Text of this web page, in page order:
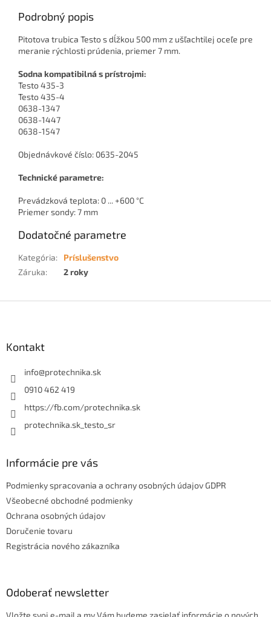
Podrobný popis
Pitotova trubica Testo s dĺžkou 500 mm z ušľachtilej oceľe pre
meranie rýchlosti prúdenia, priemer 7 mm.
Sodna kompatibilná s prístrojmi:
Testo 435-3
Testo 435-4
0638-1347
0638-1447
0638-1547
Objednávkové číslo: 0635-2045
Technické parametre:
Prevádzková teplota: 0 ... +600 °C
Priemer sondy: 7 mm
Dodatočné parametre
Kategória:
Príslušenstvo
Záruka: 2 roky
Kontakt
info@protechnika.sk
0910 462 419
https://fb.com/protechnika.sk
protechnika.sk_testo_sr
Informácie pre vás
Podmienky spracovania a ochrany osobných údajov GDPR
Všeobecné obchodné podmienky
Ochrana osobných údajov
Doručenie tovaru
Registrácia nového zákazníka
Odoberať newsletter